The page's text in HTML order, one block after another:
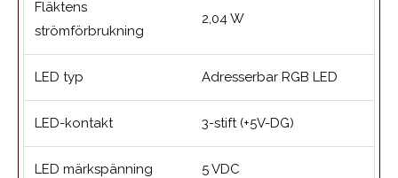
Fläktens
strömförbrukning
2,04 W
LED typ Adresserbar RGB LED
LED-kontakt 3-stift (+5V-DG)
LED märkspänning 5 VDC